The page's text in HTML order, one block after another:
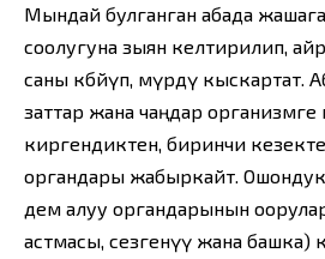
Мындай булганган абада
соолугуна зыян келтирилип,
саны көбөйүп, өмүрдү кыскартат.
заттар жана чаңдар организмге
киргендиктен, биринчи
органдары жабыркайт.
дем алуу органдарынын
астмасы, сезгенүү жана башка)